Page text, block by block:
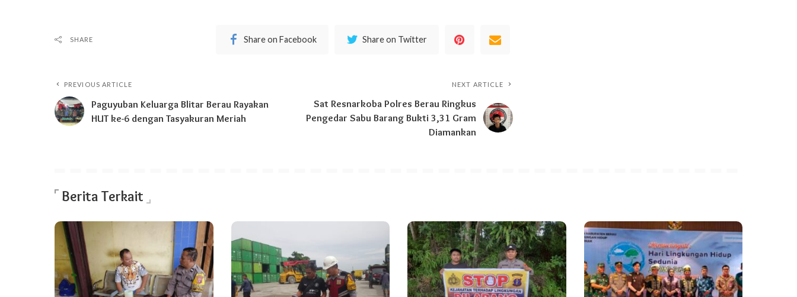
SHARE Share on Facebook Share on Twitter
PREVIOUS ARTICLE
Paguyuban Keluarga Blitar Berau Rayakan
HUT ke-6 dengan Tasyakuran Meriah
NEXT ARTICLE
Sat Resnarkoba Polres Berau Ringkus
Pengedar Sabu Barang Bukti 3,31 Gram
Diamankan
Berita Terkait